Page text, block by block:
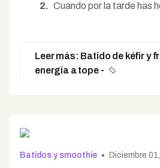
Cuando por la tarde has
Leer más: Batido de kéfir y
energía a tope -
Batidos y smoothie Diciembre